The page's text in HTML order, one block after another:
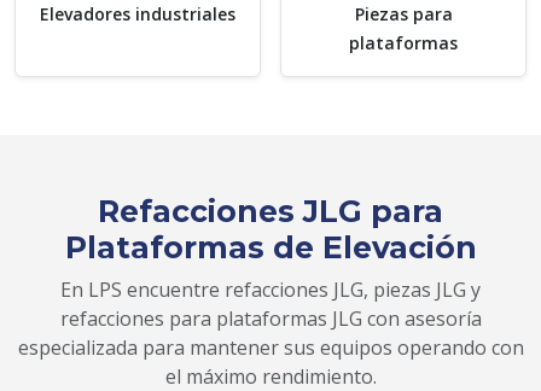
Elevadores industriales
Piezas para
plataformas
Refacciones JLG para
Plataformas de Elevación
En LPS encuentre refacciones JLG, piezas JLG y
refacciones para plataformas JLG con asesoría
especializada para mantener sus equipos operando con
el máximo rendimiento.